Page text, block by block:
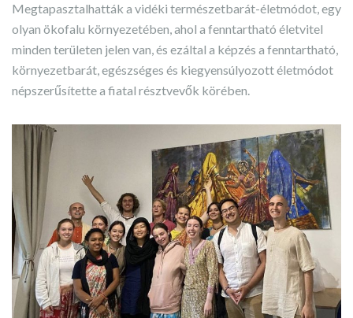
Megtapasztalhatták a vidéki természetbarát-életmódot, egy
olyan ökofalu környezetében, ahol a fenntartható életvitel
minden területen jelen van, és ezáltal a képzés a fenntartható,
környezetbarát, egészséges és kiegyensúlyozott életmódot
népszerűsítette a fiatal résztvevők körében.